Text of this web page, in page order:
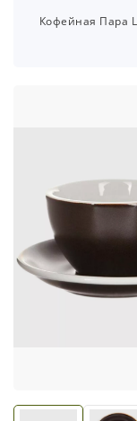
Кофейная Пара